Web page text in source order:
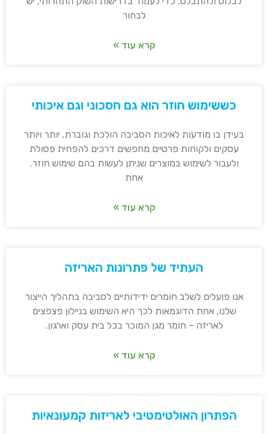
לבחור
קרא עוד »
כששימוש חוזר הוא גם חסכוני וגם איכותי
בעידן בו מודעות לאיכות הסביבה הולכת וגוברת, יותר ויותר
עסקים ולקוחות פרטיים מחפשים דרכים להפחית פסולת
ולעבור לשימוש במוצרים שניתן לעשות בהם שימוש חוזר.
אחת
קרא עוד »
העתיד של פתרונות האריזה
אנו פועלים לשלב חומרים ידידותיים לסביבה בתהליך הייצור
שלנו, אחת הדוגמאות לכך היא השימוש בניילון פצפצים
לאריזה – חומר מגן המוכר בכל בית עסק וארגון.
קרא עוד »
הפתרון האולטימטיבי לאריזות קמעונאיות